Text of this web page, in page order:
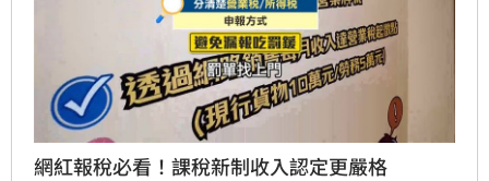
網紅報稅必看！課稅新制收入認定更嚴格